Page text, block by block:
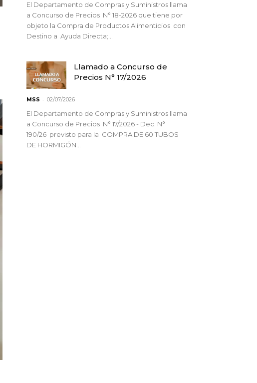
El Departamento de Compras y Suministros llama
a Concurso de Precios N° 18-2026 que tiene por
objeto la Compra de Productos Alimenticios con
Destino a Ayuda Directa;...
Llamado a Concurso de
Precios N° 17/2026
MSS - 02/07/2026
El Departamento de Compras y Suministros llama
a Concurso de Precios N° 17/2026 - Dec. N°
190/26 previsto para la COMPRA DE 60 TUBOS
DE HORMIGÓN...